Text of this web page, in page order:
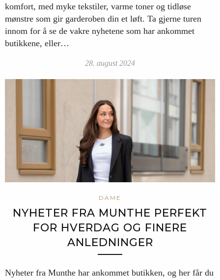
komfort, med myke tekstiler, varme toner og tidløse
mønstre som gir garderoben din et løft. Ta gjerne turen
innom for å se de vakre nyhetene som har ankommet
butikkene, eller…
28. august 2024
DAME
NYHETER FRA MUNTHE PERFEKT
FOR HVERDAG OG FINERE
ANLEDNINGER
Nyheter fra Munthe har ankommet butikken, og her får du